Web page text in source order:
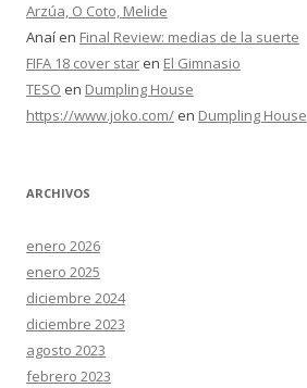
Arzúa, O Coto, Melide
Anaí en Final Review: medias de la suerte
FIFA 18 cover star en El Gimnasio
TESO en Dumpling House
https://www.joko.com/ en Dumpling House
ARCHIVOS
enero 2026
enero 2025
diciembre 2024
diciembre 2023
agosto 2023
febrero 2023